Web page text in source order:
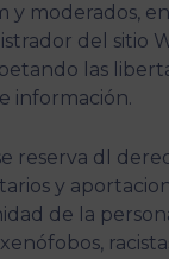
y moderados,
del sitio
las
información.
reserva dl
y
de la